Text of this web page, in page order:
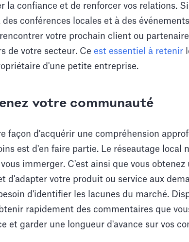
la confiance et de renforcer vos relations.
des conférences locales et à des
votre prochain client ou
de votre secteur. Ce est essentiel à retenir
d'une petite entreprise.
votre communauté
façon d'acquérir une compréhension
est d'en faire partie. Le réseautage local
immerger. C'est ainsi que vous
d'adapter votre produit ou service aux
d'identifier les lacunes du marché.
rapidement des commentaires que
et garder une longueur d'avance sur vos